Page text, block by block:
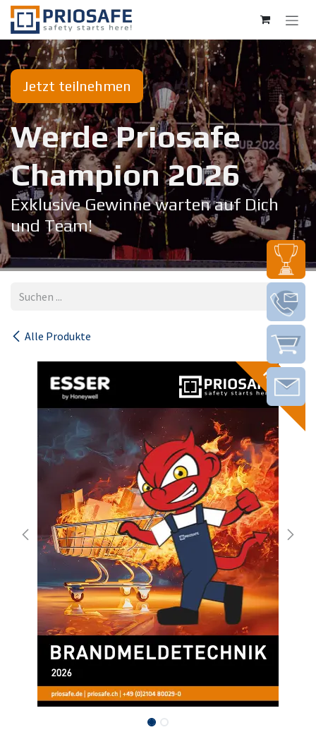
Zum Inhalt springen
Jetzt teilnehmen
Werde Priosafe
Champion 20​26
Exklusive Gewinne warten auf Dich
und Team!
Alle Produkte
Katalog